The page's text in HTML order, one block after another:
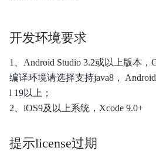
SDK
功能发布记录
开发环境要求
1、Android Studio 3.2或以上版本，
编译环境请选择支持java8，
l 19以上；
2、iOS9及以上系统，Xcode 9.0+
提示license过期